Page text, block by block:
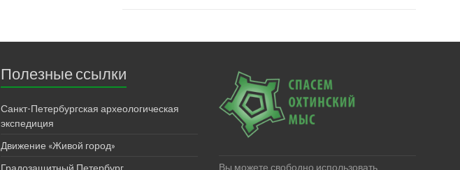
Полезные ссылки
Санкт-Петербургская археологическая
экспедиция
Движение «Живой город»
Градозащитный Петербург
Вы можете свободно использовать